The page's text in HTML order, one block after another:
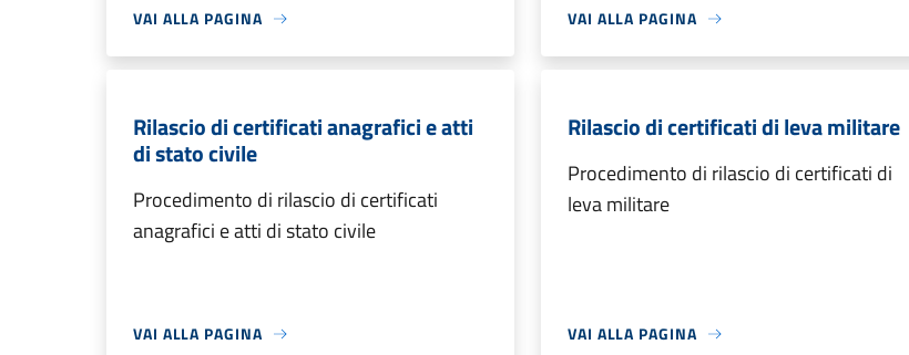
VAI ALLA PAGINA VAI ALLA PAGINA
Rilascio di certificati anagrafici e atti
di stato civile
Procedimento di rilascio di certificati
anagrafici e atti di stato civile
VAI ALLA PAGINA
Rilascio di certificati di leva militare
Procedimento di rilascio di certificati di
leva militare
VAI ALLA PAGINA